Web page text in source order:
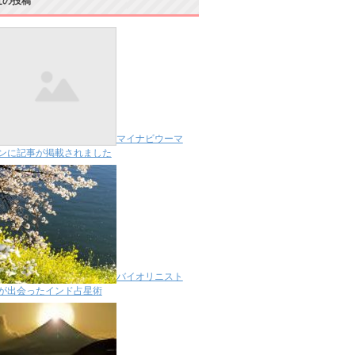
マイナビウーマ
に記事が掲載されました
バイオリニスト
出会ったインド占星術